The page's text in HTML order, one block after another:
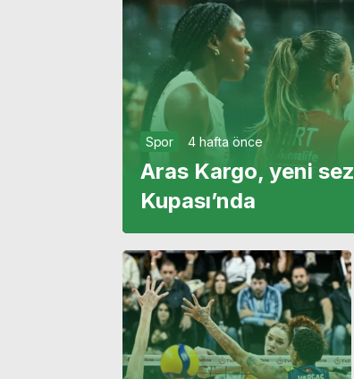
Spor 4 hafta önce
Aras Kargo, yeni
Kupası’nda